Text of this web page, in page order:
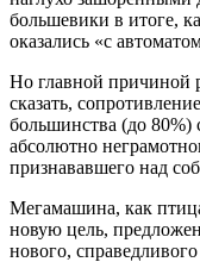
большевики в итоге,
оказались «с
Но главной причиной
сказать,
большинства (до 80%)
абсолютно
признававшего над
Мегамашина, как
новую цель,
нового,